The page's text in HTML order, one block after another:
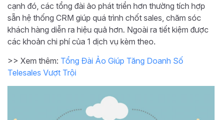
cạnh đó, các tổng đài ảo phát triển hơn thường tích hợp
sẵn hệ thống CRM giúp quá trình chốt sales, chăm sóc
khách hàng diễn ra hiệu quả hơn. Ngoài ra tiết kiệm được
các khoản chi phí của 1 dịch vụ kèm theo.
>> Xem thêm: Tổng Đài Ảo Giúp Tăng Doanh Số
Telesales Vượt Trội